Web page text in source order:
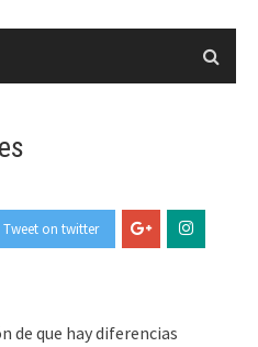
Tweet on twitter
de que hay diferencias